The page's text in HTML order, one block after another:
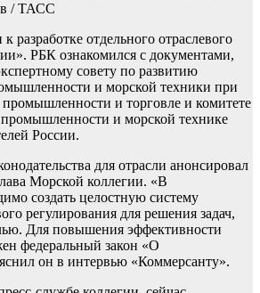
/ ТАСС
разработке отдельного отраслевого
РБК ознакомился с документами,
совету по развитию
и морской техники при
и торговле и комитете
промышленности и морской технике
России.
для отрасли анонсировал
Морской коллегии. «В
создать целостную систему
регулирования для решения задач,
Для повышения эффективности
федеральный закон «О
он в интервью «Коммерсанту».